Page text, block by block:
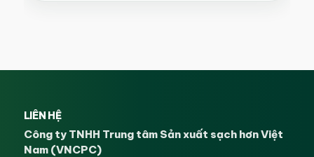
LIÊN HỆ
Công ty TNHH Trung tâm Sản xuất sạch hơn Việt
Nam (VNCPC)